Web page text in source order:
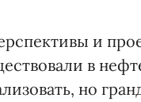
и
в
но